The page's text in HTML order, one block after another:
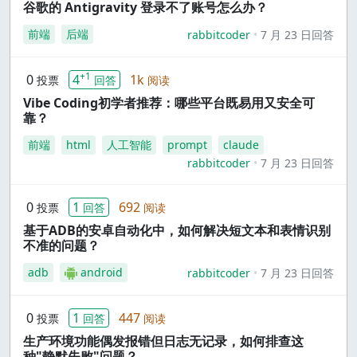
谷歌的 Antigravity 登录不了账号怎么办？
前端 后端 rabbitcoder 7 月 23 日回答
0 投票 4+1 回答 1k 阅读
Vibe Coding初学者推荐：哪些平台既易用又安全可
靠？
前端 html 人工智能 prompt
claude
rabbitcoder
7 月 23 日回答
0 投票 1 回答 692 阅读
基于ADB的安卓自动化中，如何解决短文本和表情识别
不准的问题？
adb android rabbitcoder 7 月 23 日回答
0 投票 1 回答 447 阅读
生产环境功能偶发报错但日志无记录，如何排查这